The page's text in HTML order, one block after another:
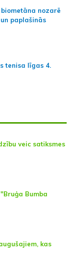
nozarē
paplašinās
tenisa līgas 4.
veic satiksmes
Bumba
kas